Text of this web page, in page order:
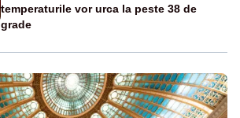
temperaturile vor urca la peste 38 de
grade